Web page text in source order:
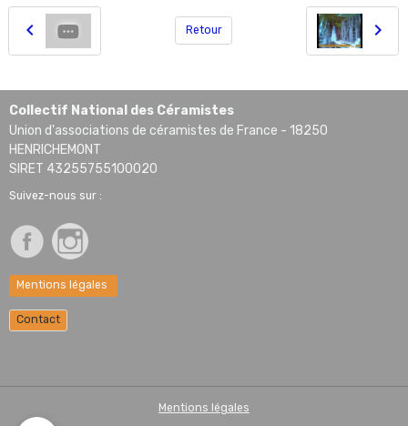
Retour
Collectif National des Céramistes
Union d'associations de céramistes de France - 18250
HENRICHEMONT
SIRET 43255755100020
Suivez-nous sur :
Mentions légales
Contact
Mentions légales